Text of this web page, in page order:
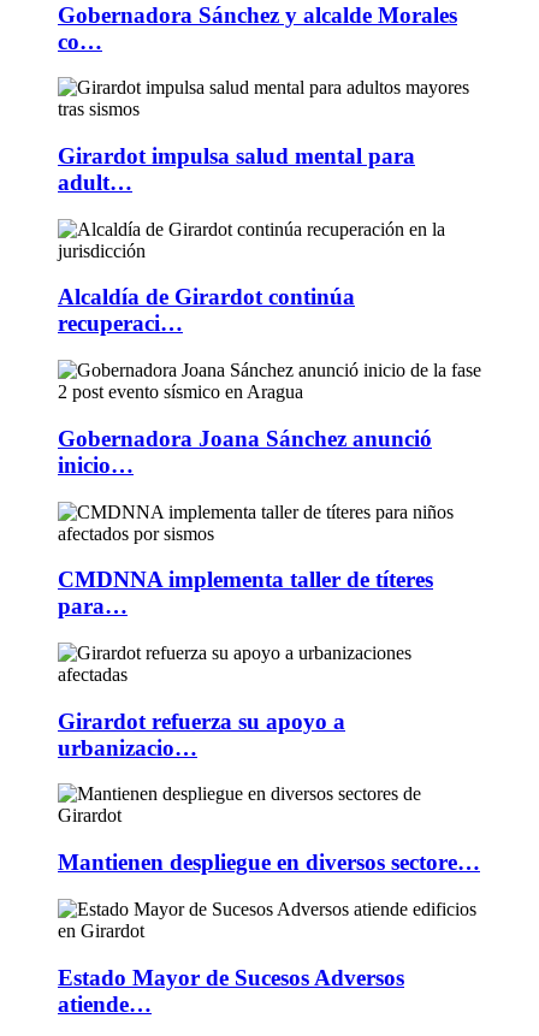
Gobernadora Sánchez y alcalde Morales
co…
Girardot impulsa salud mental para
adult…
Alcaldía de Girardot continúa
recuperaci…
Gobernadora Joana Sánchez anunció
inicio…
CMDNNA implementa taller de títeres
para…
Girardot refuerza su apoyo a
urbanizacio…
Mantienen despliegue en diversos sectore…
Estado Mayor de Sucesos Adversos
atiende…